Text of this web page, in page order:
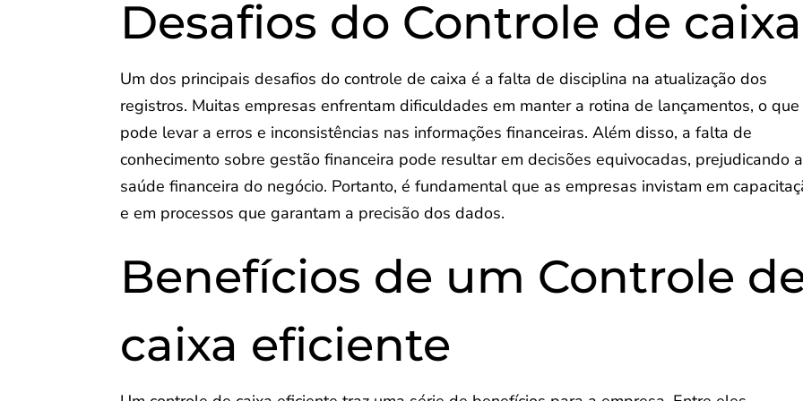
Desafios do Controle de caixa
Um dos principais desafios do controle de caixa é a falta de disciplina na atualização dos
registros. Muitas empresas enfrentam dificuldades em manter a rotina de lançamentos, o que
pode levar a erros e inconsistências nas informações financeiras. Além disso, a falta de
conhecimento sobre gestão financeira pode resultar em decisões equivocadas, prejudicando a
saúde financeira do negócio. Portanto, é fundamental que as empresas invistam em
e em processos que garantam a precisão dos dados.
Benefícios de um Controle
caixa eficiente